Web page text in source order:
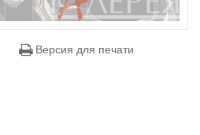
Версия для печати